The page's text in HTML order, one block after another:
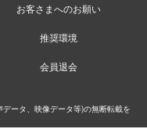
お客さまへのお願い
推奨環境
会員退会
ータ、映像データ等)の無断転載を